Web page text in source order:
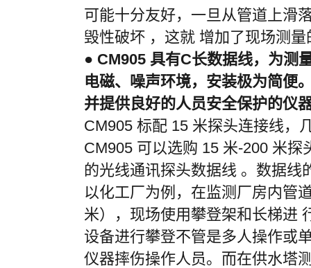
可能十分友好，一旦从管道上滑
毁性破坏 ，这就 增加了现场测
● CM905 具有C长数据线，为测
电磁、噪声环境，安装极为简便
并提供良好的人员安全保护的仪
CM905 标配 15 米探头连接线，
CM905 可以选购 15 米-200 米探
的光线通讯探头数据线 。数据线
以化工厂为例，在监测厂房内管
米），现场使用攀登架和长梯进
设备进行攀登不管是多人操作或
仪器摔伤操作人员。而在供水塔